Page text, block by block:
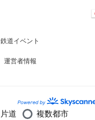
鉄道イベント
運営者情報